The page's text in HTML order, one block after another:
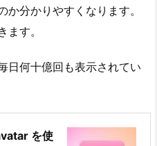
分かりやすくなります。
す。
日何十億回も表示されてい
を使